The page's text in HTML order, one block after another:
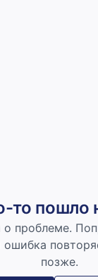
то пошло
проблеме.
позже.